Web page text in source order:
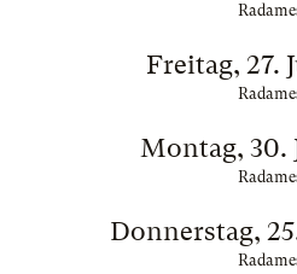
Freitag, 27.
Montag, 30.
Donnerstag,